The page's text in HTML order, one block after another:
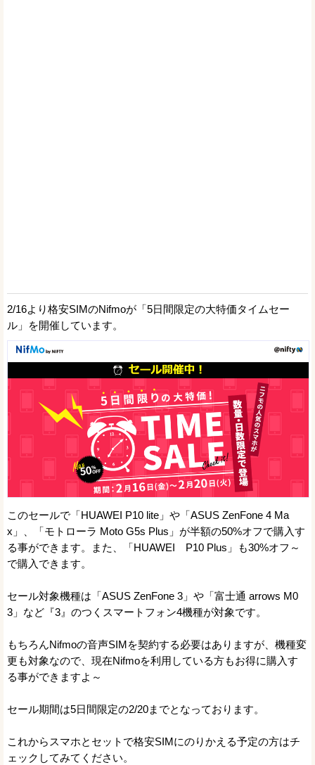
2/16より格安SIMのNifmoが「5日間限定の大特価タイムセー
ル」を開催しています。
このセールで「HUAWEI P10 lite」や「ASUS ZenFone 4 Ma
x」、「モトローラ Moto G5s Plus」が半額の50%オフで購入す
る事ができます。また、「HUAWEI P10 Plus」も30%オフ～
で購入できます。
セール対象機種は「ASUS ZenFone 3」や「富士通 arrows M0
3」など『3』のつくスマートフォン4機種が対象です。
もちろんNifmoの音声SIMを契約する必要はありますが、機種変
更も対象なので、現在Nifmoを利用している方もお得に購入す
る事ができますよ～
セール期間は5日間限定の2/20までとなっております。
これからスマホとセットで格安SIMにのりかえる予定の方はチ
ェックしてみてください。